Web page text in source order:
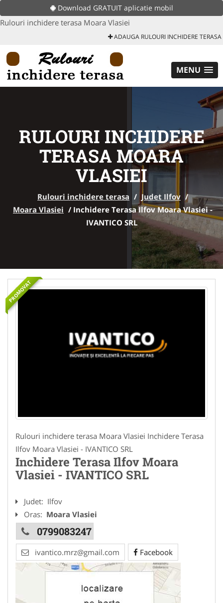
Download GRATUIT aplicatie mobil
Rulouri inchidere terasa Moara Vlasiei
ADAUGA RULOURI INCHIDERE TERASA
MENU
RULOURI INCHIDERE
TERASA MOARA
VLASIEI
Rulouri inchidere terasa / Judet Ilfov /
Moara Vlasiei / Inchidere Terasa Ilfov Moara Vlasiei -
IVANTICO SRL
PROMOVAT
Rulouri inchidere terasa Moara Vlasiei Inchidere Terasa
Ilfov Moara Vlasiei - IVANTICO SRL
Inchidere Terasa Ilfov Moara
Vlasiei - IVANTICO SRL
Judet: Ilfov
Oras: Moara Vlasiei
0799083247
ivantico.mrz@gmail.com Facebook